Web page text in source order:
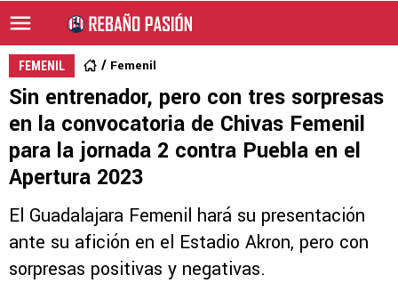
FEMENIL Femenil
Sin entrenador, pero con tres sorpresas
en la convocatoria de Chivas Femenil
para la jornada 2 contra Puebla en el
Apertura 2023
El Guadalajara Femenil hará su presentación
ante su afición en el Estadio Akron, pero con
sorpresas positivas y negativas.